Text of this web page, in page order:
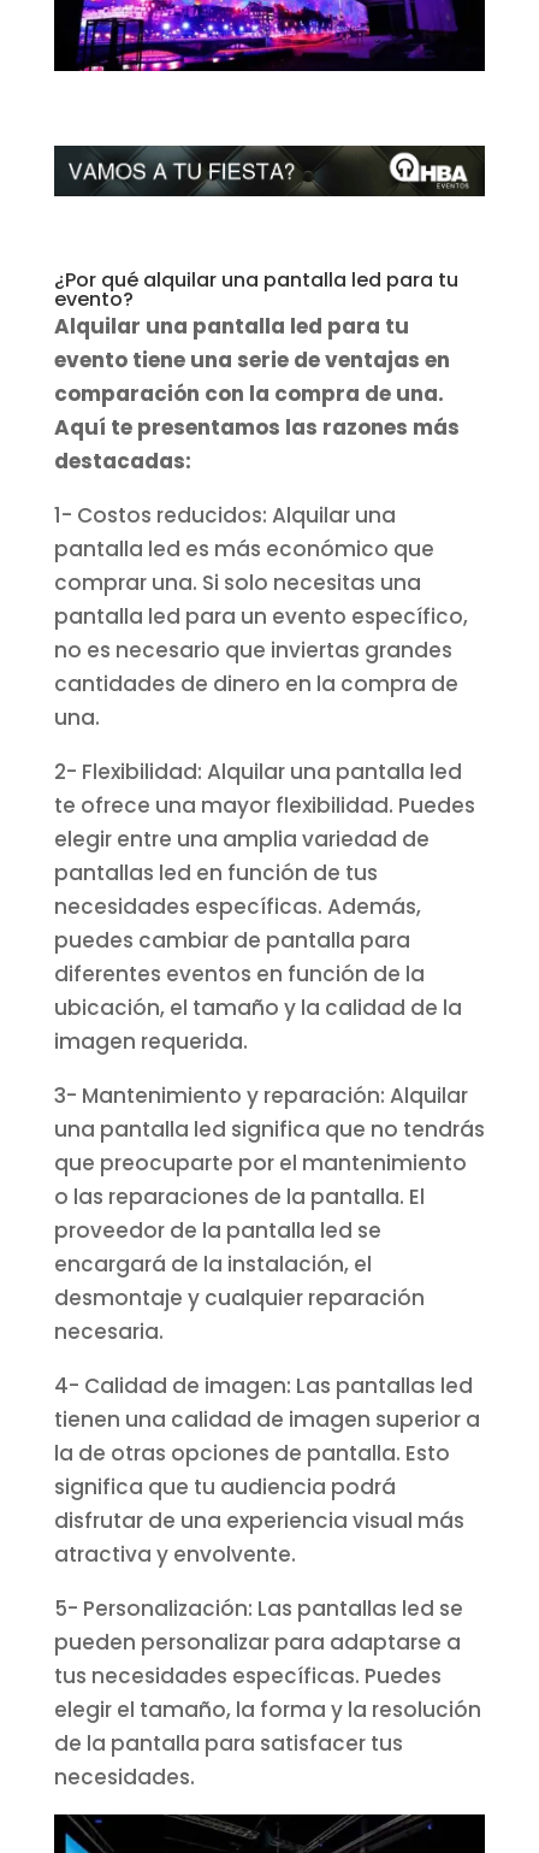
¿Por qué alquilar una pantalla led para tu
evento?
Alquilar una pantalla led para tu
evento tiene una serie de ventajas en
comparación con la compra de una.
Aquí te presentamos las razones más
destacadas:
1- Costos reducidos: Alquilar una
pantalla led es más económico que
comprar una. Si solo necesitas una
pantalla led para un evento específico,
no es necesario que inviertas grandes
cantidades de dinero en la compra de
una.
2- Flexibilidad: Alquilar una pantalla led
te ofrece una mayor flexibilidad. Puedes
elegir entre una amplia variedad de
pantallas led en función de tus
necesidades específicas. Además,
puedes cambiar de pantalla para
diferentes eventos en función de la
ubicación, el tamaño y la calidad de la
imagen requerida.
3- Mantenimiento y reparación: Alquilar
una pantalla led significa que no tendrás
que preocuparte por el mantenimiento
o las reparaciones de la pantalla. El
proveedor de la pantalla led se
encargará de la instalación, el
desmontaje y cualquier reparación
necesaria.
4- Calidad de imagen: Las pantallas led
tienen una calidad de imagen superior a
la de otras opciones de pantalla. Esto
significa que tu audiencia podrá
disfrutar de una experiencia visual más
atractiva y envolvente.
5- Personalización: Las pantallas led se
pueden personalizar para adaptarse a
tus necesidades específicas. Puedes
elegir el tamaño, la forma y la resolución
de la pantalla para satisfacer tus
necesidades.